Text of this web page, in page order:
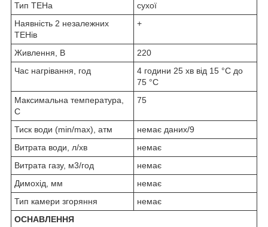
Тип ТЕНа
сухої
Наявність 2 незалежних
ТЕНів
+
Живлення, В
220
Час нагрівання, год
4 години 25 хв від 15 °C до
75 °C
Максимальна температура,
C
75
Тиск води (min/max), атм
немає даних/9
Витрата води, л/хв
немає
Витрата газу, м3/год
немає
Димохід, мм
немає
Тип камери згоряння
немає
ОСНАВЛЕННЯ